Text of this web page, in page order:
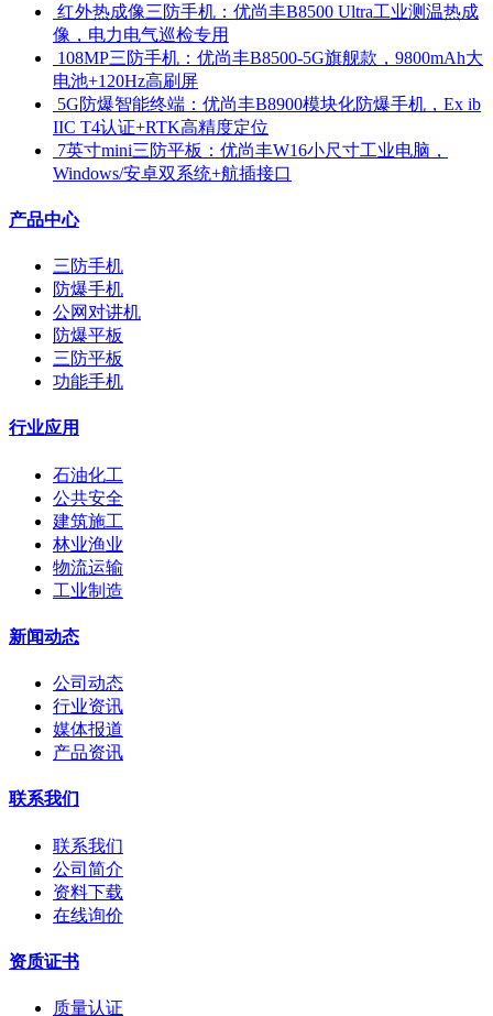
​ 红外热成像三防手机：优尚丰B8500 Ultra工业测温热成
像，电力电气巡检专用
​ 108MP三防手机：优尚丰B8500-5G旗舰款，9800mAh大
电池+120Hz高刷屏
​ 5G防爆智能终端：优尚丰B8900模块化防爆手机，Ex ib
IIC T4认证+RTK高精度定位
​ 7英寸mini三防平板：优尚丰W16小尺寸工业电脑，
Windows/安卓双系统+航插接口
产品中心
三防手机
防爆手机
公网对讲机
防爆平板
三防平板
功能手机
行业应用
石油化工
公共安全
建筑施工
林业渔业
物流运输
工业制造
新闻动态
公司动态
行业资讯
媒体报道
产品资讯
联系我们
联系我们
公司简介
资料下载
在线询价
资质证书
质量认证